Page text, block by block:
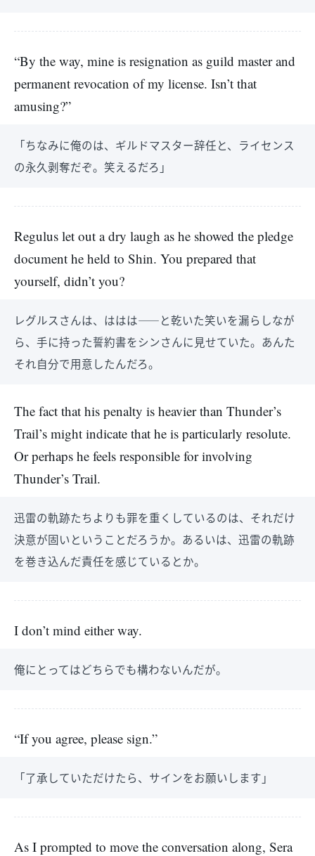
“By the way, mine is resignation as guild master and
permanent revocation of my license. Isn’t that
amusing?”
「ちなみに俺のは、ギルドマスター辞任と、ライセンス
の永久剥奪だぞ。笑えるだろ」
Regulus let out a dry laugh as he showed the pledge
document he held to Shin. You prepared that
yourself, didn’t you?
レグルスさんは、ははは――と乾いた笑いを漏らしなが
ら、手に持った誓約書をシンさんに見せていた。あんた
それ自分で用意したんだろ。
The fact that his penalty is heavier than Thunder’s
Trail’s might indicate that he is particularly resolute.
Or perhaps he feels responsible for involving
Thunder’s Trail.
迅雷の軌跡たちよりも罪を重くしているのは、それだけ
決意が固いということだろうか。あるいは、迅雷の軌跡
を巻き込んだ責任を感じているとか。
I don’t mind either way.
俺にとってはどちらでも構わないんだが。
“If you agree, please sign.”
「了承していただけたら、サインをお願いします」
As I prompted to move the conversation along, Sera